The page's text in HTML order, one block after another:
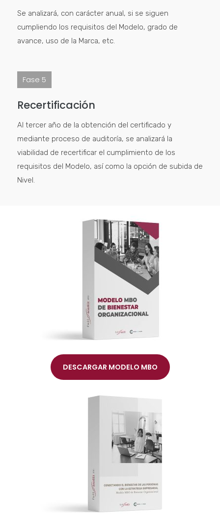
Se analizará, con carácter anual, si se siguen
cumpliendo los requisitos del Modelo, grado de
avance, uso de la Marca, etc.
Fase 5
Recertificación
Al tercer año de la obtención del certificado y
mediante proceso de auditoría, se analizará la
viabilidad de recertificar el cumplimiento de los
requisitos del Modelo, así como la opción de subida de
Nivel.
DESCARGAR MODELO MBO